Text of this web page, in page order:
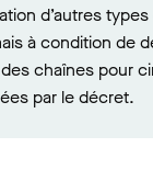
d’autres
à condition de
chaînes pour
par le décret.